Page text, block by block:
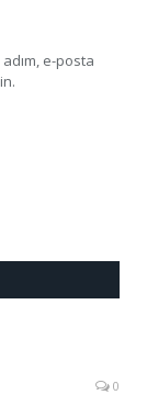
e-posta
0